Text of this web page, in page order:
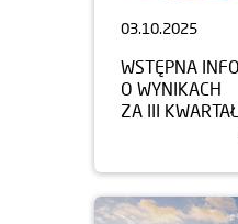
03.10.2025
WSTĘPNA
O WYNIKACH
ZA III